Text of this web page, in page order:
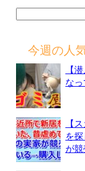
今週の人
【
なっ
【
を
が